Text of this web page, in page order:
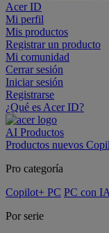
Acer ID
Mi perfil
Mis productos
Registrar un producto
Mi comunidad
Cerrar sesión
Iniciar sesión
Registrarse
¿Qué es Acer ID?
AI Productos
Productos nuevos
Pro categoría
Copilot+ PC PC con IA
Por serie